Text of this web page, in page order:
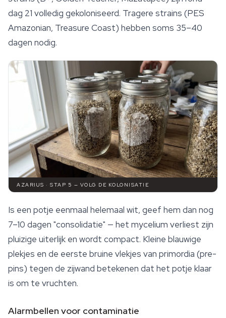
dag 21 volledig gekoloniseerd. Tragere strains (PES
Amazonian, Treasure Coast) hebben soms 35–40
dagen nodig.
AZARIUS · STAP 5 — VOLG DE KOLONISATIE
Is een potje eenmaal helemaal wit, geef hem dan nog
7–10 dagen "consolidatie" — het mycelium verliest zijn
pluizige uiterlijk en wordt compact. Kleine blauwige
plekjes en de eerste bruine vlekjes van primordia (pre-
pins) tegen de zijwand betekenen dat het potje klaar
is om te vruchten.
Alarmbellen voor contaminatie